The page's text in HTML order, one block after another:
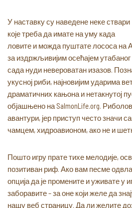
У наставку су наведене неке ствари
које треба да имате на уму када
ловите и можда пуштате лососа на
за издржљивијим осећајем
сада нуди невероватан изазов.
укусној риби, најновијим ударима
драматичних кањона и нетакнутој
објашњено на SalmonLife.org.
авантури, јер приступ често значи
чамцем, хидроавионом, ако не и
Пошто игру прате тихе мелодије,
позитиван риф. Ако вам песме
опција да је промените и уживате у
заборавите – за оне који желе да
нашу веб страницу. Да ли желите